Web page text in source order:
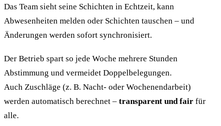
Das Team sieht seine Schichten in Echtzeit, kann
Abwesenheiten melden oder Schichten tauschen – und
Änderungen werden sofort synchronisiert.
Der Betrieb spart so jede Woche mehrere Stunden
Abstimmung und vermeidet Doppelbelegungen.
Auch Zuschläge (z. B. Nacht- oder Wochenendarbeit)
werden automatisch berechnet – transparent und fair für
alle.